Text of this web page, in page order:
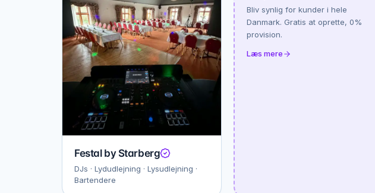
Festal by Starberg
DJs · Lydudlejning · Lysudlejning ·
Bartendere
Bliv synlig for kunder i hele
Danmark. Gratis at oprette, 0%
provision.
Læs mere